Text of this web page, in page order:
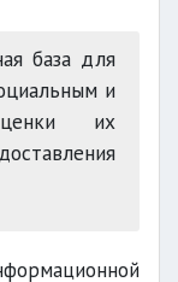
база для
и
их